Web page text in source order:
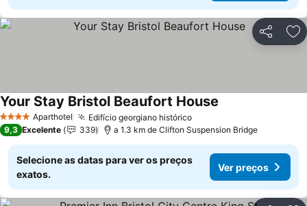
Partilhar
4 EstrelasAparthotel Edifício georgiano históricoVer preços
Your Stay Bristol Beaufort House
9,3 Excelente 339 a 1.3 km de Clifton Suspension Bridge
Selecione as datas para ver os preços
exatos.
Ver preços